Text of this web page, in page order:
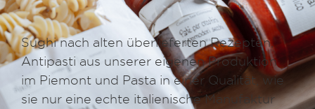
Sughi nach alten überlieferten Rezepten,
Antipasti aus unserer eigenen Produktion
im Piemont und Pasta in einer Qualität, wie
sie nur eine echte italienische Manufaktur